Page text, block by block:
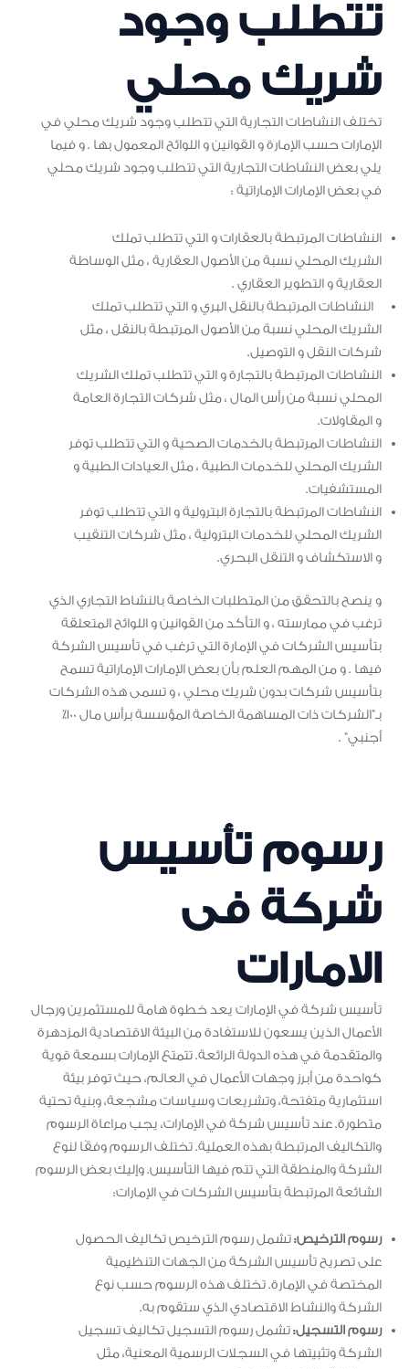
تتطلب وجود
شريك محلي
تختلف النشاطات التجارية التي تتطلب وجود شريك محلي في
الإمارات حسب الإمارة و القوانين و اللوائح المعمول بها . و فيما
يلي بعض النشاطات التجارية التي تتطلب وجود شريك محلي
في بعض الإمارات الإماراتية :
النشاطات المرتبطة بالعقارات و التي تتطلب تملك
الشريك المحلي نسبة من الأصول العقارية ، مثل الوساطة
العقارية و التطوير العقاري .
النشاطات المرتبطة بالنقل البري و التي تتطلب تملك
الشريك المحلي نسبة من الأصول المرتبطة بالنقل ، مثل
شركات النقل و التوصيل.
النشاطات المرتبطة بالتجارة و التي تتطلب تملك الشريك
المحلي نسبة من رأس المال ، مثل شركات التجارة العامة
و المقاولات.
النشاطات المرتبطة بالخدمات الصحية و التي تتطلب توفر
الشريك المحلي للخدمات الطبية ، مثل العيادات الطبية و
المستشفيات.
النشاطات المرتبطة بالتجارة البترولية و التي تتطلب توفر
الشريك المحلي للخدمات البترولية ، مثل شركات التنقيب
و الاستكشاف و التنقل البحري.
و ينصح بالتحقق من المتطلبات الخاصة بالنشاط التجاري الذي
ترغب في ممارسته ، و التأكد من القوانين و اللوائح المتعلقة
بتأسيس الشركات في الإمارة التي ترغب في تأسيس الشركة
فيها . و من المهم العلم بأن بعض الإمارات الإماراتية تسمح
بتأسيس شركات بدون شريك محلي ، و تسمى هذه الشركات
بـ”الشركات ذات المساهمة الخاصة المؤسسة برأس مال 100٪
أجنبي” .
رسوم تأسيس
شركة فى
الامارات
تأسيس شركة في الإمارات يعد خطوة هامة للمستثمرين ورجال
الأعمال الذين يسعون للاستفادة من البيئة الاقتصادية المزدهرة
والمتقدمة في هذه الدولة الرائعة. تتمتع الإمارات بسمعة قوية
كواحدة من أبرز وجهات الأعمال في العالم، حيث توفر بيئة
استثمارية متفتحة، وتشريعات وسياسات مشجعة، وبنية تحتية
متطورة. عند تأسيس شركة في الإمارات، يجب مراعاة الرسوم
والتكاليف المرتبطة بهذه العملية. تختلف الرسوم وفقًا لنوع
الشركة والمنطقة التي تتم فيها التأسيس. وإليك بعض الرسوم
الشائعة المرتبطة بتأسيس الشركات في الإمارات:
رسوم الترخيص:تشمل رسوم الترخيص تكاليف الحصول
على تصريح تأسيس الشركة من الجهات التنظيمية
المختصة في الإمارة. تختلف هذه الرسوم حسب نوع
الشركة والنشاط الاقتصادي الذي ستقوم به.
رسوم التسجيل:تشمل رسوم التسجيل تكاليف تسجيل
الشركة وتثبيتها في السجلات الرسمية المعنية، مثل